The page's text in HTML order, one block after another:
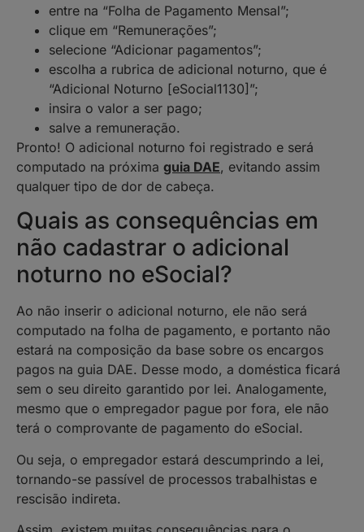
entre na “Folha de Pagamento Mensal”;
clique em “Remunerações”;
selecione “Adicionar pagamentos”;
escolha a rubrica de adicional noturno, que é
“Adicional Noturno [eSocial1130]”;
insira o valor a ser pago;
salve a remuneração.
Pronto! O adicional noturno foi registrado e será
computado na próxima guia DAE, evitando assim
qualquer tipo de dor de cabeça.
Quais as consequências em
não cadastrar o adicional
noturno no eSocial?
Ao não inserir o adicional noturno, ele não será
computado na folha de pagamento, e portanto não
estará na composição da base sobre os encargos
pagos na guia DAE. Desse modo, a doméstica ficará
sem o seu direito garantido por lei. Analogamente,
mesmo que o empregador pague por fora, ele não
terá o comprovante de pagamento do eSocial.
Ou seja, o empregador estará descumprindo a lei,
tornando-se passível de processos trabalhistas e
rescisão indireta.